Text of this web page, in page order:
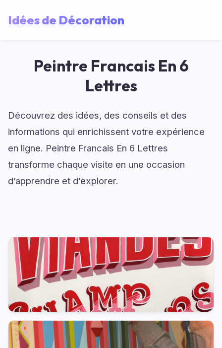
Idées de Décoration
Peintre Francais En 6
Lettres
Découvrez des idées, des conseils et des
informations qui enrichissent votre expérience
en ligne. Peintre Francais En 6 Lettres
transforme chaque visite en une occasion
d’apprendre et d’explorer.